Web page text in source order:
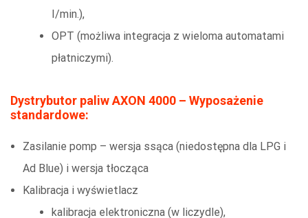
I/min.),
OPT (możliwa integracja z wieloma automatami
płatniczymi).
Dystrybutor paliw AXON 4000 – Wyposażenie
standardowe:
Zasilanie pomp – wersja ssąca (niedostępna dla LPG i
Ad Blue) i wersja tłocząca
Kalibracja i wyświetlacz
kalibracja elektroniczna (w liczydle),